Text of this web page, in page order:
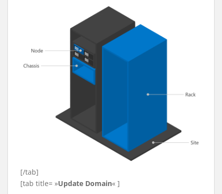
[/tab]
[tab title= »Update Domain« ]